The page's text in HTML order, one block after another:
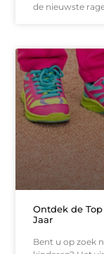
de nieuwste
Ontdek de
Jaar
Bent u op zoek